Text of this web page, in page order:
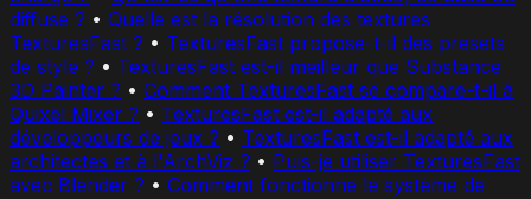
diffuse ? • Quelle est la résolution des textures
TexturesFast ? • TexturesFast propose-t-il des presets
de style ? • TexturesFast est-il meilleur que Substance
3D Painter ? • Comment TexturesFast se compare-t-il à
Quixel Mixer ? • TexturesFast est-il adapté aux
développeurs de jeux ? • TexturesFast est-il adapté aux
architectes et à l'ArchViz ? • Puis-je utiliser TexturesFast
avec Blender ? • Comment fonctionne le système de